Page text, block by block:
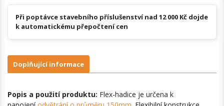
Při poptávce stavebního příslušenství nad 12 000 Kč dojde
k automatickému přepočtení cen
Doplňující informace
Popis a použití produktu: Flex-hadice je určena k